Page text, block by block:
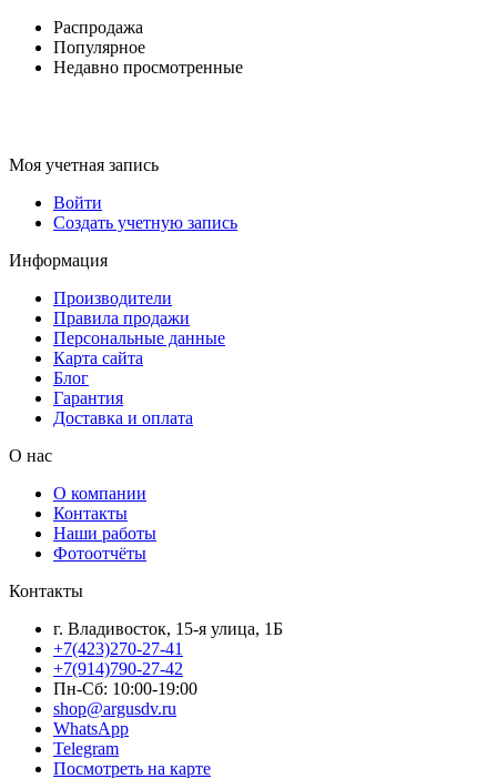
Распродажа
Популярное
Недавно просмотренные
Моя учетная запись
Войти
Создать учетную запись
Информация
Производители
Правила продажи
Персональные данные
Карта сайта
Блог
Гарантия
Доставка и оплата
О нас
О компании
Контакты
Наши работы
Фотоотчёты
Контакты
г. Владивосток, 15-я улица, 1Б
+7(423)270-27-41
+7(914)790-27-42
Пн-Сб: 10:00-19:00
shop@argusdv.ru
WhatsApp
Telegram
Посмотреть на карте